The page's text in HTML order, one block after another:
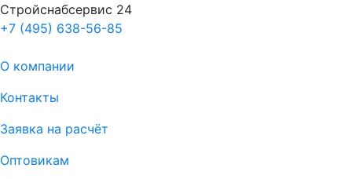
Стройснабсервис 24
+7 (495) 638-56-85
О компании
Контакты
Заявка на расчёт
Оптовикам